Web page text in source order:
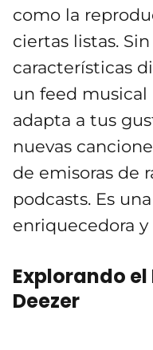
como la
ciertas listas.
características
un feed musical
adapta a tus
nuevas
de emisoras de
podcasts. Es
enriquecedora y
Explorando
Deezer